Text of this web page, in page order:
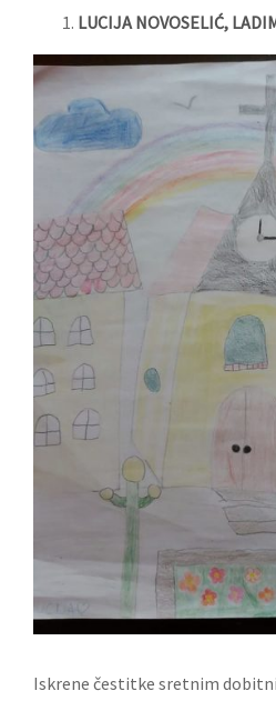
LUCIJA NOVOSELIĆ,
Iskrene čestitke sretnim